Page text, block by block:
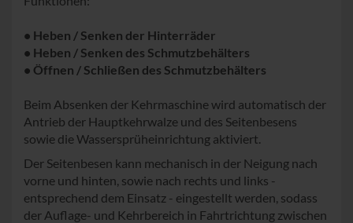
• Heben / Senken der Hinterräder
• Heben / Senken des Schmutzbehälters
• Öffnen / Schließen des Schmutzbehälters
Beim Absenken der Kehrmaschine wird automatisch der
Antrieb der Hauptkehrwalze und des Seitenbesens
sowie die Wassersprüheinrichtung aktiviert.
Der Seitenbesen kann mechanisch in der Neigung nach
vorne und hinten, sowie nach rechts und links -
entsprechend dem Einsatz - eingestellt werden, sodass
der Auflage- und Kehrbereich in Fahrtrichtung zwischen